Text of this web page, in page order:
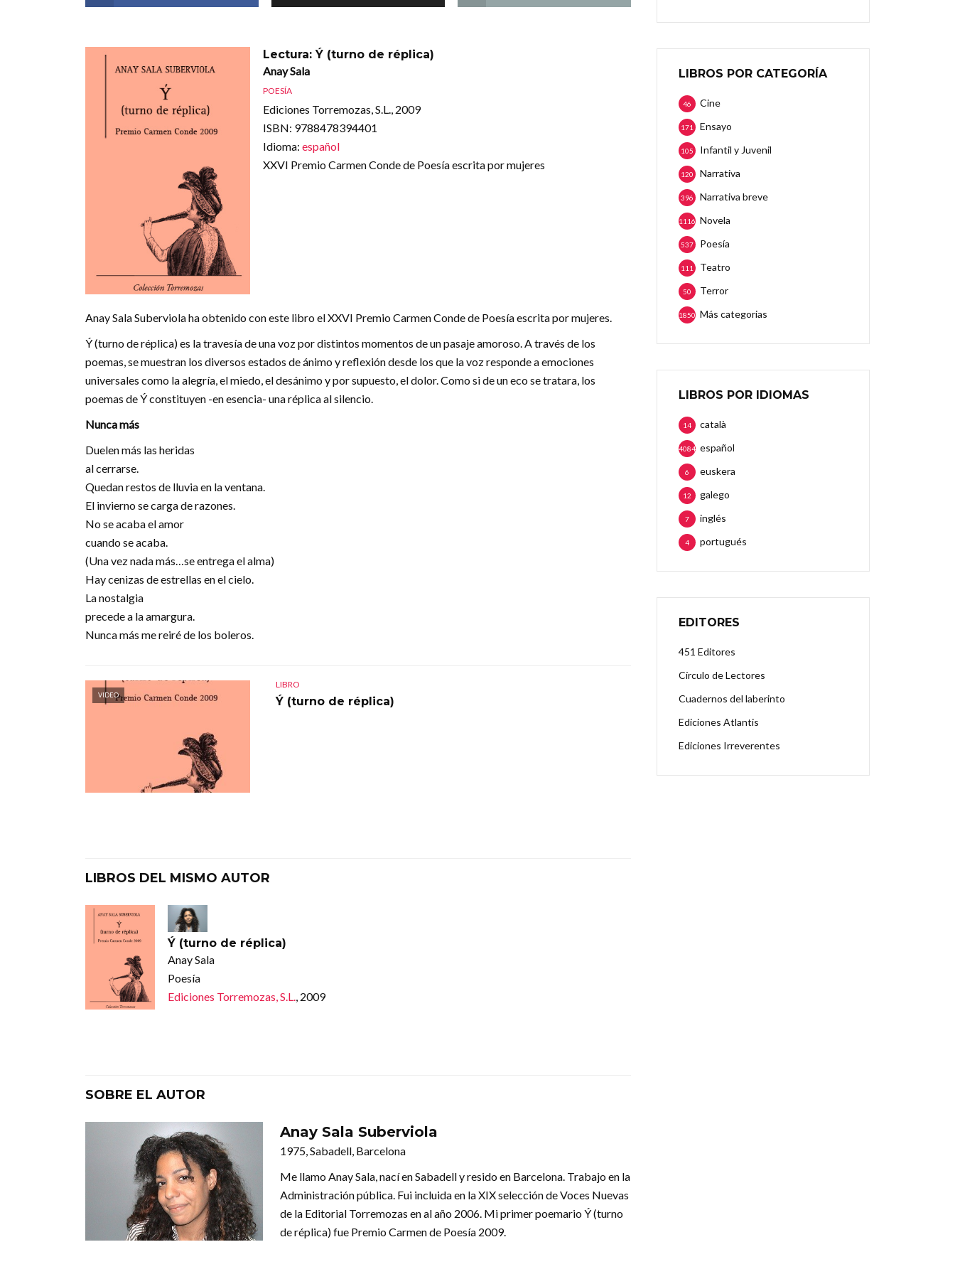
Lectura: Ý (turno de réplica)
Anay Sala
POESÍA
Ediciones Torremozas, S.L., 2009
ISBN: 9788478394401
Idioma: español
XXVI Premio Carmen Conde de Poesía escrita por mujeres
Anay Sala Suberviola ha obtenido con este libro el XXVI Premio Carmen Conde de Poesía escrita por mujeres.
Ý (turno de réplica) es la travesía de una voz por distintos momentos de un pasaje amoroso. A través de los
poemas, se muestran los diversos estados de ánimo y reflexión desde los que la voz responde a emociones
universales como la alegría, el miedo, el desánimo y por supuesto, el dolor. Como si de un eco se tratara, los
poemas de Ý constituyen -en esencia- una réplica al silencio.
Nunca más
Duelen más las heridas
al cerrarse.
Quedan restos de lluvia en la ventana.
El invierno se carga de razones.
No se acaba el amor
cuando se acaba.
(Una vez nada más…se entrega el alma)
Hay cenizas de estrellas en el cielo.
La nostalgia
precede a la amargura.
Nunca más me reiré de los boleros.
VIDEO
LIBRO
Ý (turno de réplica)
LIBROS DEL MISMO AUTOR
Ý (turno de réplica)
Anay Sala
Poesía
Ediciones Torremozas, S.L., 2009
SOBRE EL AUTOR
Anay Sala Suberviola
1975, Sabadell, Barcelona
Me llamo Anay Sala, nací en Sabadell y resido en Barcelona. Trabajo en la
Administración pública. Fui incluida en la XIX selección de Voces Nuevas
de la Editorial Torremozas en al año 2006. Mi primer poemario Ý (turno
de réplica) fue Premio Carmen de Poesía 2009.
LIBROS POR CATEGORÍA
Cine
46
Ensayo
171
Infantil y Juvenil
105
Narrativa
120
Narrativa breve
396
Novela
1116
Poesía
537
Teatro
111
Terror
50
Más categorias
1850
LIBROS POR IDIOMAS
català
14
español
4084
euskera
6
galego
12
inglés
7
portugués
4
EDITORES
451 Editores
Círculo de Lectores
Cuadernos del laberinto
Ediciones Atlantis
Ediciones Irreverentes